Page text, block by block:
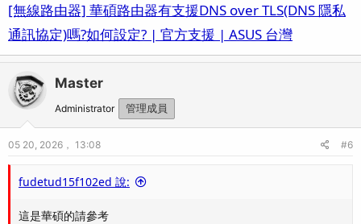
[無線路由器] 華碩路由器有支援DNS over TLS(DNS 隱私
通訊協定)嗎?如何設定? | 官方支援 | ASUS 台灣
Master
Administrator 管理成員
05 20, 2026， 13:08 #6
fudetud15f102ed 說:
這是華碩的請參考